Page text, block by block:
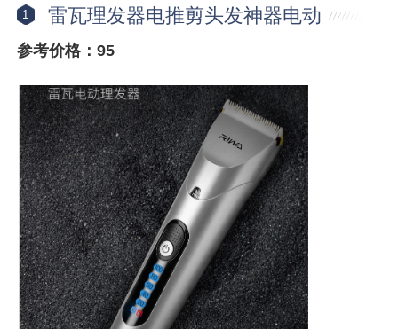
1 雷瓦理发器电推剪头发神器电动
参考价格：95